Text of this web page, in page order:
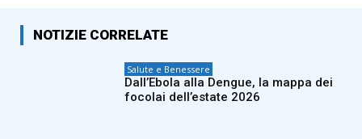
NOTIZIE CORRELATE
Salute e Benessere
Dall’Ebola alla Dengue, la mappa dei
focolai dell’estate 2026